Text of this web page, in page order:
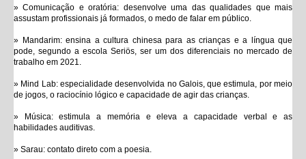
» Comunicação e oratória: desenvolve uma das qualidades que mais
assustam profissionais já formados, o medo de falar em público.
» Mandarim: ensina a cultura chinesa para as crianças e a língua que
pode, segundo a escola Seriös, ser um dos diferenciais no mercado de
trabalho em 2021.
» Mind Lab: especialidade desenvolvida no Galois, que estimula, por meio
de jogos, o raciocínio lógico e capacidade de agir das crianças.
» Música: estimula a memória e eleva a capacidade verbal e as
habilidades auditivas.
» Sarau: contato direto com a poesia.